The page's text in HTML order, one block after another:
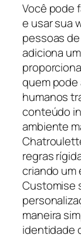
Você pode
e usar sua
pessoas
adiciona
quem pode
humanos
conteúdo
ambiente
regras
criando um
Customise
maneira
identidade